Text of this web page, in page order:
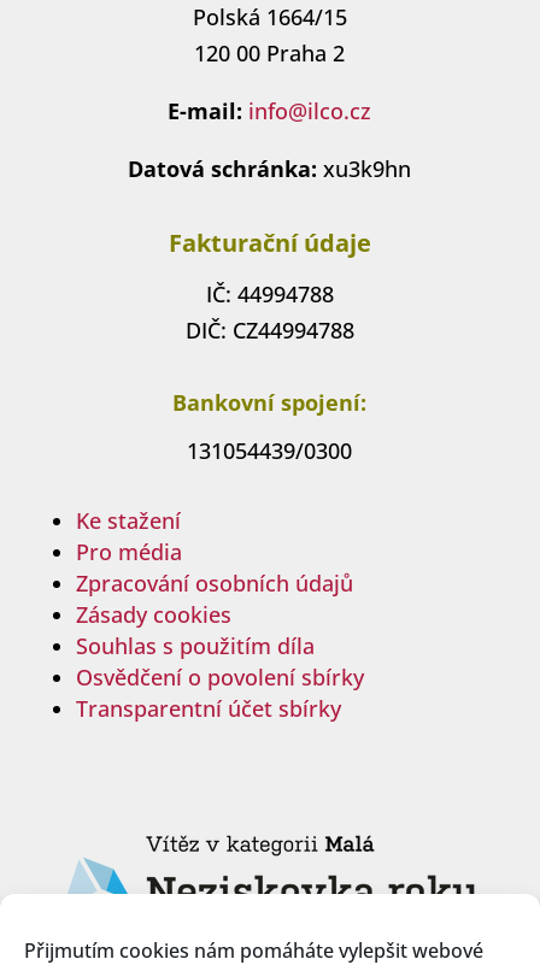
Přijmutím cookies nám pomáháte vylepšit webové
Polská 1664/15
120 00 Praha 2
E-mail: info@ilco.cz
Datová schránka: xu3k9hn
Fakturační údaje
IČ: 44994788
DIČ: CZ44994788
Bankovní spojení:
131054439/0300
Ke stažení
Pro média
Zpracování osobních údajů
Zásady cookies
Souhlas s použitím díla
Osvědčení o povolení sbírky
Transparentní účet sbírky